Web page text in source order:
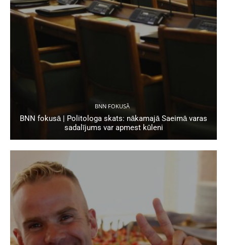
BNN FOKUSĀ
BNN fokusā | Politologa skats: nākamajā Saeimā varas
sadalījums var apmest kūleni